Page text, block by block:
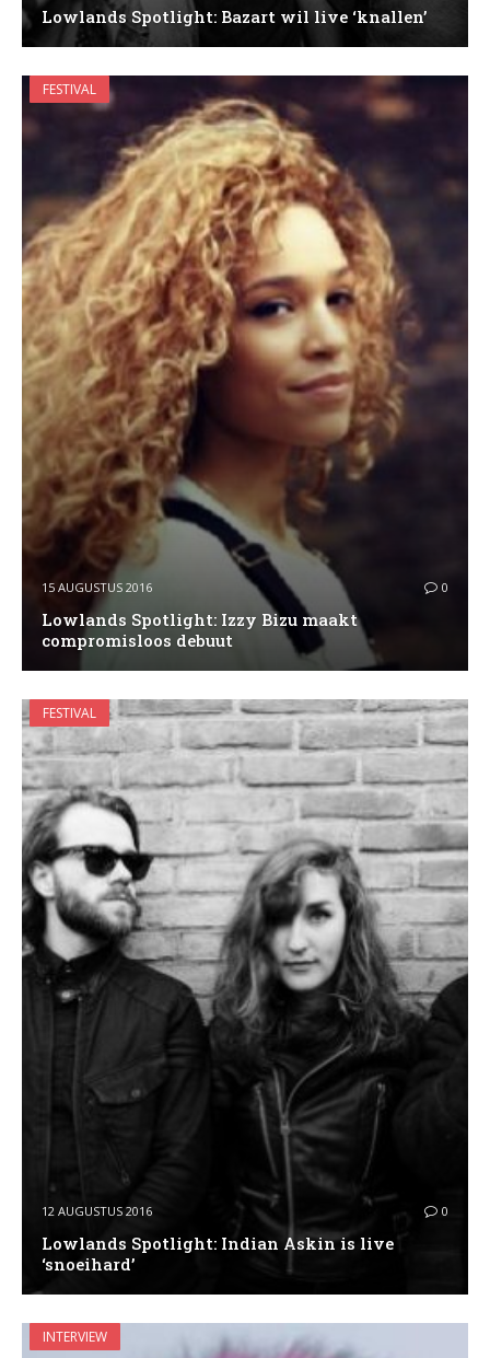
Lowlands Spotlight: Bazart wil live ‘knallen’
FESTIVAL
15 AUGUSTUS 2016 0
Lowlands Spotlight: Izzy Bizu maakt
compromisloos debuut
FESTIVAL
12 AUGUSTUS 2016 0
Lowlands Spotlight: Indian Askin is live
‘snoeihard’
INTERVIEW